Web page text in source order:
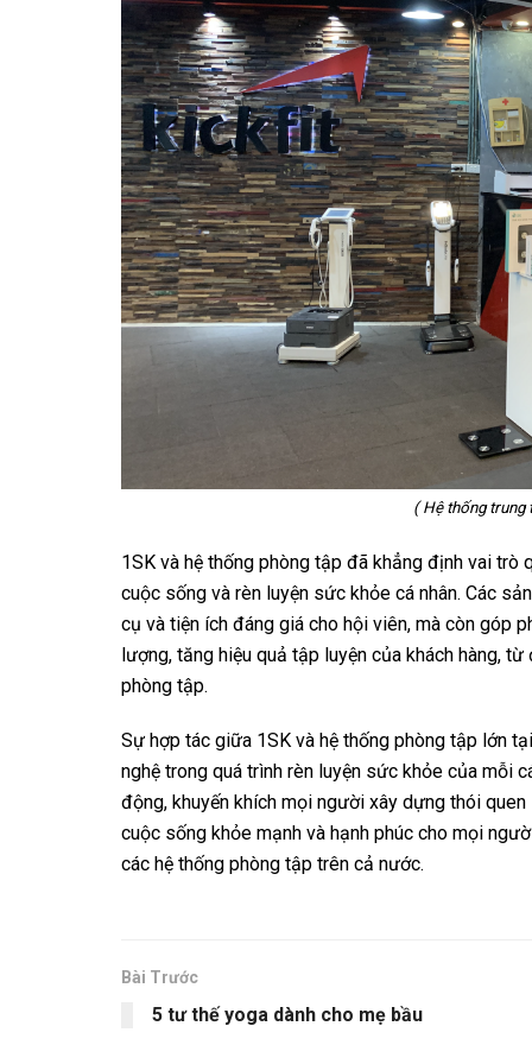
( Hệ thống trung
1SK và hệ thống phòng tập đã khẳng định vai trò
cuộc sống và rèn luyện sức khỏe cá nhân. Các
cụ và tiện ích đáng giá cho hội viên, mà còn góp
lượng, tăng hiệu quả tập luyện của khách hàng,
phòng tập.
Sự hợp tác giữa 1SK và hệ thống phòng tập lớn
nghệ trong quá trình rèn luyện sức khỏe của mỗi
động, khuyến khích mọi người xây dựng thói
cuộc sống khỏe mạnh và hạnh phúc cho mọi
các hệ thống phòng tập trên cả nước.
Bài Trước
5 tư thế yoga dành cho mẹ bầu